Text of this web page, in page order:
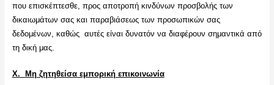
που επισκέπτεσθε, προς αποτροπή κινδύνων προσβολής των
δικαιωμάτων σας και παραβιάσεως των προσωπικών σας
δεδομένων, καθώς αυτές είναι δυνατόν να διαφέρουν σημαντικά από
τη δική μας.
Χ. Μη ζητηθείσα εμπορική επικοινωνία